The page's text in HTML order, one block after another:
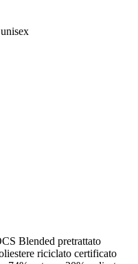
Blended pretrattato
riciclato certificato